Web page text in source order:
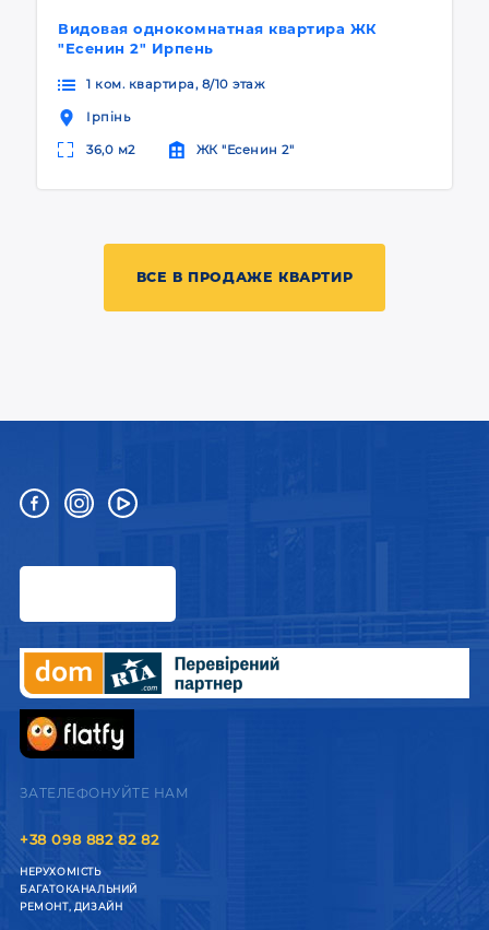
Видовая однокомнатная квартира ЖК
"Есенин 2" Ирпень
1 ком. квартира, 8/10 этаж
Ірпінь
36,0 м2 ЖК "Есенин 2"
ВСЕ В ПРОДАЖЕ КВАРТИР
ЗАТЕЛЕФОНУЙТЕ НАМ
+38 098 882 82 82
НЕРУХОМІСТЬ
БАГАТОКАНАЛЬНИЙ
РЕМОНТ, ДИЗАЙН